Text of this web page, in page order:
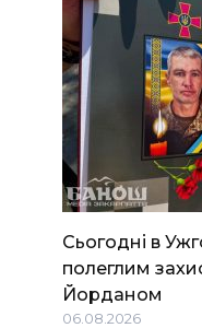
Сьогодні в
полеглим
Йорданом
06.08.2026